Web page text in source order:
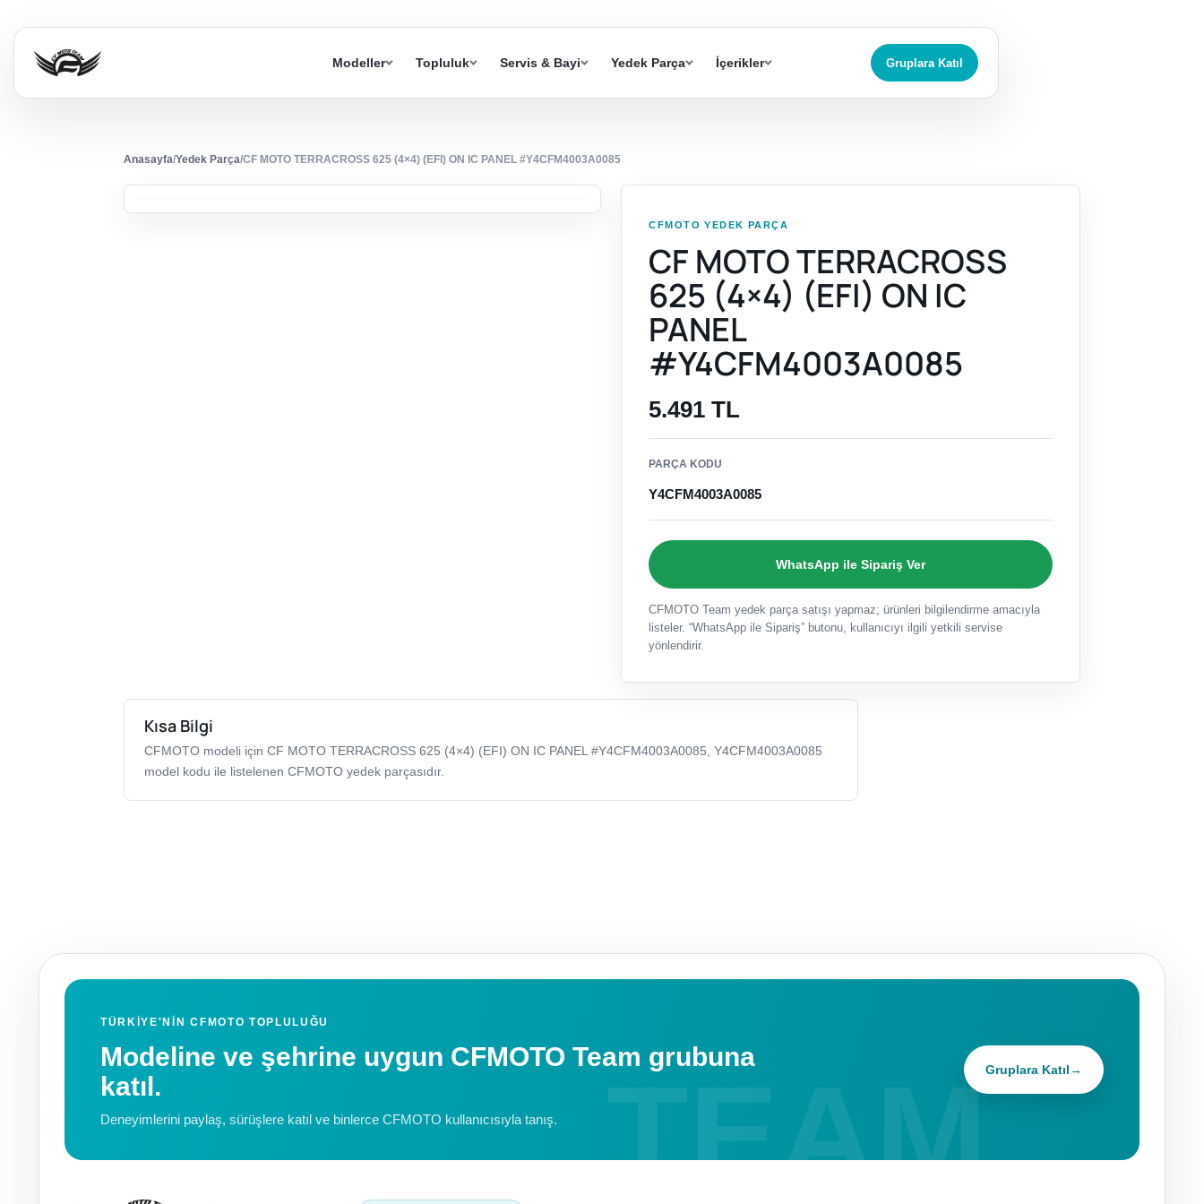
Modeller Topluluk Servis & Bayi Yedek Parça İçerikler Gruplara Katıl
Anasayfa/Yedek Parça/CF MOTO TERRACROSS 625 (4×4) (EFI) ON IC PANEL #Y4CFM4003A0085
CFMOTO YEDEK PARÇA
CF MOTO TERRACROSS
625 (4×4) (EFI) ON IC
PANEL
#Y4CFM4003A0085
5.491 TL
PARÇA KODU
Y4CFM4003A0085
WhatsApp ile Sipariş Ver
CFMOTO Team yedek parça satışı yapmaz; ürünleri bilgilendirme amacıyla
listeler. “WhatsApp ile Sipariş” butonu, kullanıcıyı ilgili yetkili servise
yönlendirir.
Kısa Bilgi
CFMOTO modeli için CF MOTO TERRACROSS 625 (4×4) (EFI) ON IC PANEL #Y4CFM4003A0085, Y4CFM4003A0085
model kodu ile listelenen CFMOTO yedek parçasıdır.
TÜRKIYE'NIN CFMOTO TOPLULUĞU
Modeline ve şehrine uygun CFMOTO Team grubuna
katıl.
Deneyimlerini paylaş, sürüşlere katıl ve binlerce CFMOTO kullanıcısıyla tanış.
Gruplara Katıl→